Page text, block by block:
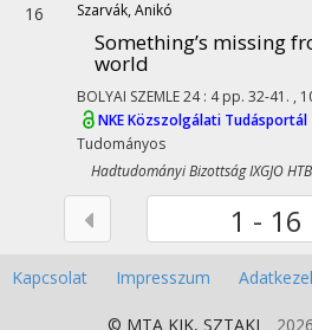
16 Szarvák, Anikó
Something’s missing
world
BOLYAI SZEMLE24: 4 pp. 32-41. ,
NKE Közszolgálati Tudásportál
Tudományos
Hadtudományi Bizottság IXGJO
1 - 16
Kapcsolat Impresszum
© MTA KIK, SZTAKI